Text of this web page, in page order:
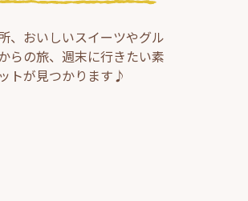
、おいしいスイーツやグル
らの旅、週末に行きたい素
トが見つかります♪